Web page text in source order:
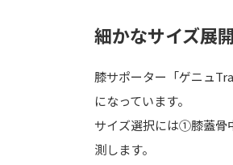
細かなサイズ展開
膝サポーター「ゲニュ
になっています。
サイズ選択には①膝蓋骨
測します。